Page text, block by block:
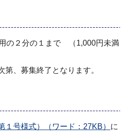
２分の１まで （1,000円未満
、募集終了となります。
１号様式）（ワード：27KB） に